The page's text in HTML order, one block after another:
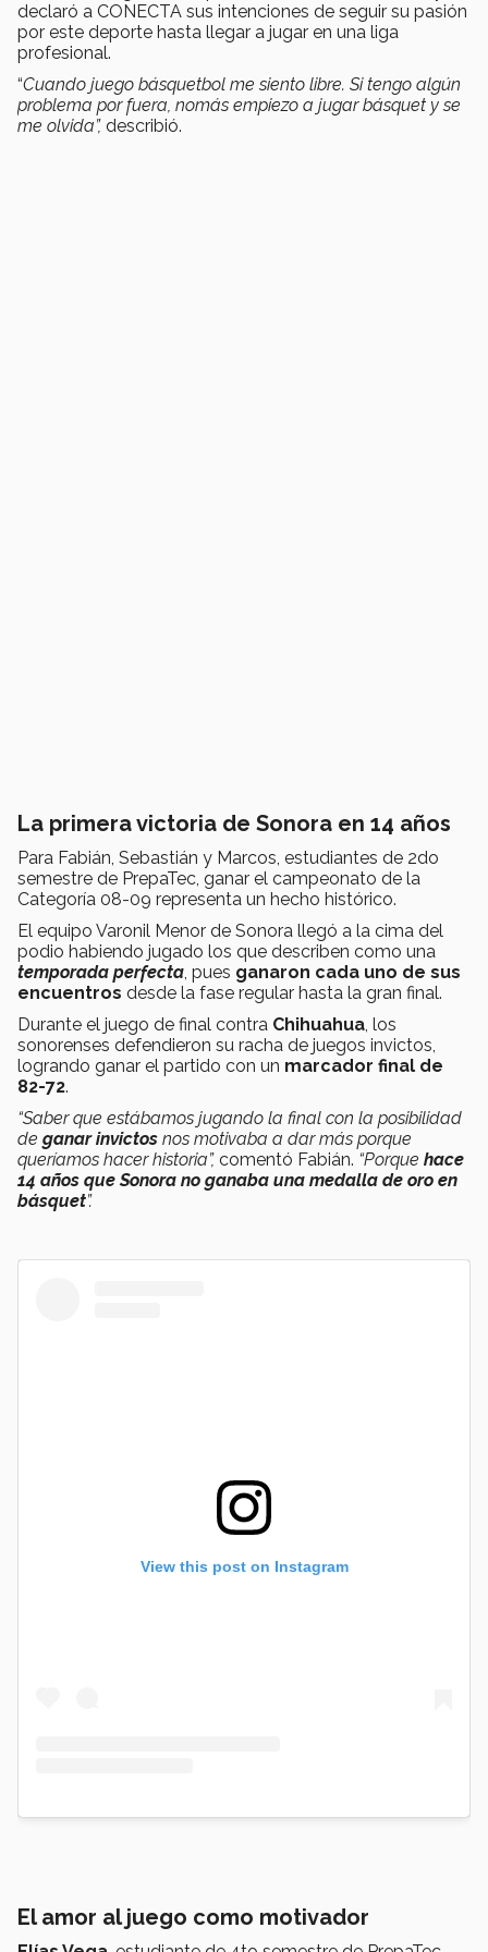
declaró a CONECTA sus intenciones de seguir su pasión
por este deporte hasta llegar a jugar en una liga
profesional.
“Cuando juego básquetbol me siento libre. Si tengo algún
problema por fuera, nomás empiezo a jugar básquet y se
me olvida”, describió.
La primera victoria de Sonora en 14 años
Para Fabián, Sebastián y Marcos, estudiantes de 2do
semestre de PrepaTec, ganar el campeonato de la
Categoría 08-09 representa un hecho histórico.
El equipo Varonil Menor de Sonora llegó a la cima del
podio habiendo jugado los que describen como una
temporada perfecta, pues ganaron cada uno de sus
encuentros desde la fase regular hasta la gran final.
Durante el juego de final contra Chihuahua, los
sonorenses defendieron su racha de juegos invictos,
logrando ganar el partido con un marcador final de
82-72.
“Saber que estábamos jugando la final con la posibilidad
de ganar invictos nos motivaba a dar más porque
queríamos hacer historia”, comentó Fabián. “Porque hace
14 años que Sonora no ganaba una medalla de oro en
básquet”.
View this post on Instagram
El amor al juego como motivador